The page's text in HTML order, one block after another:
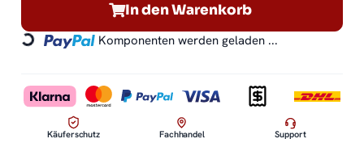
In den Warenkorb
Loading... Komponenten werden geladen ...
Käuferschutz Fachhandel Support